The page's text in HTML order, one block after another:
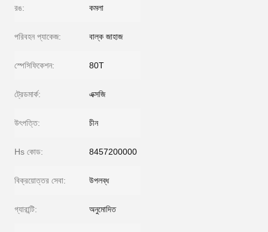
রঙ: কমলা
পরিবহন প্যাকেজ: বাল্ক জাহাজ
স্পেসিফিকেশন: 80T
ট্রেডমার্ক: এক্সজি
উৎপত্তি: চীন
Hs কোড: 8457200000
বিক্রয়োত্তর সেবা: উপলব্ধ
গ্যারান্টি: অনুমোদিত